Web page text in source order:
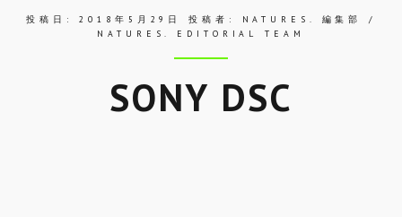
投稿日:2018年5月29日 投稿者:
NATURES. 編集部 /
NATURES. EDITORIAL TEAM
SONY DSC